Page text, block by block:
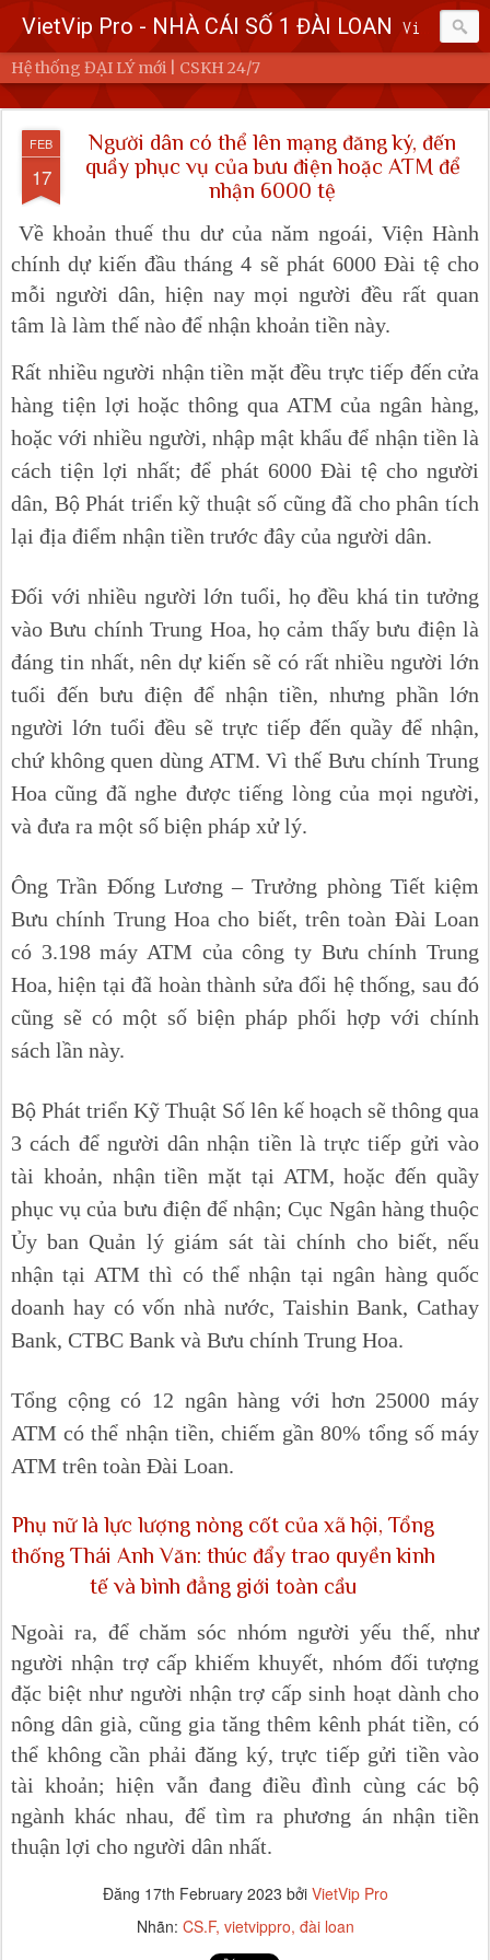
VietVip Pro - NHÀ CÁI SỐ 1 ĐÀI LOAN Vietvip Pro Sân chơi cá cược nhà cái hàng đầu Đài Loan. Vietvip Pro phát hành hơn 600 game cược khác nhau. Nạp tiền tại 7-Eleven, Family Mart, Okmart, Hilife, ATM. Rút tiền 24h không giới hạn. Uy tín khi bao rút, miễn phí 60kuai phí rút tiền. Hệ thống khuyến mãi cho cả hội viên mới và hội viên cũ, cskh 1:1 24/7.
Hệ thống ĐẠI LÝ mới | CSKH 24/7
FEB
17
Người dân có thể lên mạng đăng ký, đến
quầy phục vụ của bưu điện hoặc ATM để
nhận 6000 tệ
Về khoản thuế thu dư của năm ngoái, Viện Hành
chính dự kiến đầu tháng 4 sẽ phát 6000 Đài tệ cho
mỗi người dân, hiện nay mọi người đều rất quan
tâm là làm thế nào để nhận khoản tiền này.
Rất nhiều người nhận tiền mặt đều trực tiếp đến cửa
hàng tiện lợi hoặc thông qua ATM của ngân hàng,
hoặc với nhiều người, nhập mật khẩu để nhận tiền là
cách tiện lợi nhất; để phát 6000 Đài tệ cho người
dân, Bộ Phát triển kỹ thuật số cũng đã cho phân tích
lại địa điểm nhận tiền trước đây của người dân.
Đối với nhiều người lớn tuổi, họ đều khá tin tưởng
vào Bưu chính Trung Hoa, họ cảm thấy bưu điện là
đáng tin nhất, nên dự kiến sẽ có rất nhiều người lớn
tuổi đến bưu điện để nhận tiền, nhưng phần lớn
người lớn tuổi đều sẽ trực tiếp đến quầy để nhận,
chứ không quen dùng ATM. Vì thế Bưu chính Trung
Hoa cũng đã nghe được tiếng lòng của mọi người,
và đưa ra một số biện pháp xử lý.
Ông Trần Đống Lương – Trưởng phòng Tiết kiệm
Bưu chính Trung Hoa cho biết, trên toàn Đài Loan
có 3.198 máy ATM của công ty Bưu chính Trung
Hoa, hiện tại đã hoàn thành sửa đổi hệ thống, sau đó
cũng sẽ có một số biện pháp phối hợp với chính
sách lần này.
Bộ Phát triển Kỹ Thuật Số lên kế hoạch sẽ thông qua
3 cách để người dân nhận tiền là trực tiếp gửi vào
tài khoản, nhận tiền mặt tại ATM, hoặc đến quầy
phục vụ của bưu điện để nhận; Cục Ngân hàng thuộc
Ủy ban Quản lý giám sát tài chính cho biết, nếu
nhận tại ATM thì có thể nhận tại ngân hàng quốc
doanh hay có vốn nhà nước, Taishin Bank, Cathay
Bank, CTBC Bank và Bưu chính Trung Hoa.
Tổng cộng có 12 ngân hàng với hơn 25000 máy
ATM có thể nhận tiền, chiếm gần 80% tổng số máy
ATM trên toàn Đài Loan.
Phụ nữ là lực lượng nòng cốt của xã hội, Tổng
thống Thái Anh Văn: thúc đẩy trao quyền kinh
tế và bình đẳng giới toàn cầu
Ngoài ra, để chăm sóc nhóm người yếu thế, như
người nhận trợ cấp khiếm khuyết, nhóm đối tượng
đặc biệt như người nhận trợ cấp sinh hoạt dành cho
nông dân già, cũng gia tăng thêm kênh phát tiền, có
thể không cần phải đăng ký, trực tiếp gửi tiền vào
tài khoản; hiện vẫn đang điều đình cùng các bộ
ngành khác nhau, để tìm ra phương án nhận tiền
thuận lợi cho người dân nhất.
Đăng 17th February 2023 bởi VietVip Pro
Nhãn: CS.F vietvippro đài loan